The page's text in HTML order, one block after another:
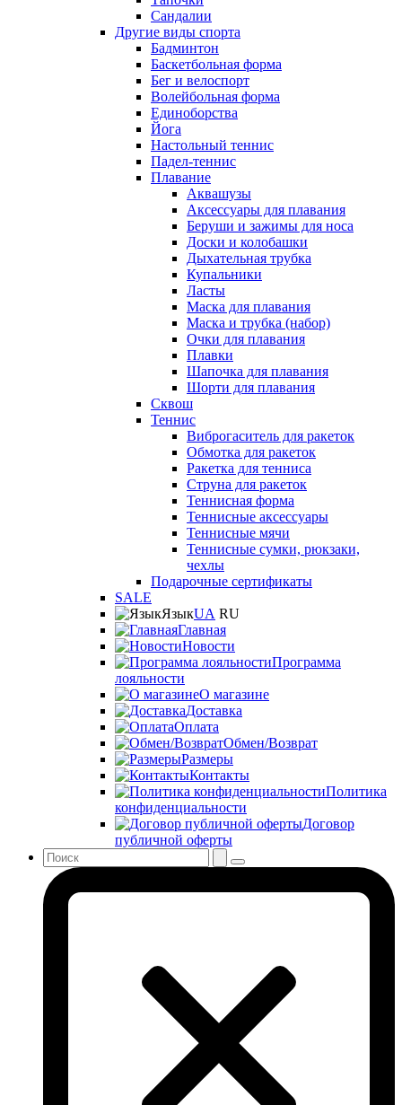
Сандалии
Другие виды спорта
Бадминтон
Баскетбольная форма
Бег и велоспорт
Волейбольная форма
Единоборства
Йога
Настольный теннис
Падел-теннис
Плавание
Аквашузы
Аксессуары для плавания
Беруши и зажимы для носа
Доски и колобашки
Дыхательная трубка
Купальники
Ласты
Маска для плавания
Маска и трубка (набор)
Очки для плавания
Плавки
Шапочка для плавания
Шорти для плавания
Сквош
Теннис
Виброгаситель для ракеток
Обмотка для ракеток
Ракетка для тенниса
Струна для ракеток
Теннисная форма
Теннисные аксессуары
Теннисные мячи
Теннисные сумки, рюкзаки,
чехлы
Подарочные сертификаты
SALE
ЯзыкUA RU
Главная
Новости
Программа
лояльности
О магазине
Доставка
Оплата
Обмен/Возврат
Размеры
Контакты
Политика
конфиденциальности
Договор
публичной оферты